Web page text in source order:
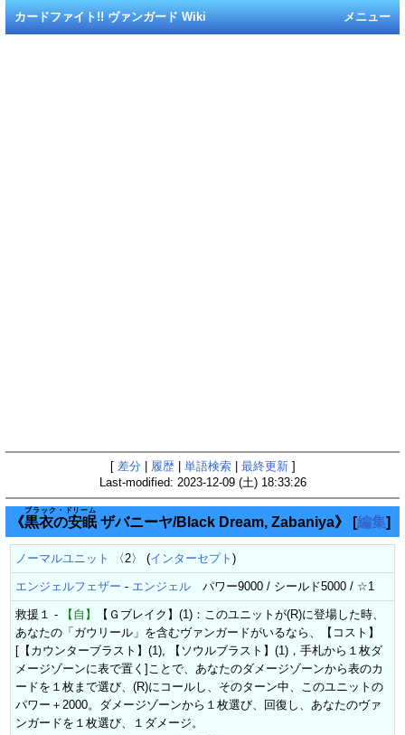
メニュー
カードファイト!! ヴァンガード Wiki
[ 差分 履歴| 単語検索| 最終更新]
Last-modified: 2023-12-09 (土) 18:33:26
《黒衣の安眠
ブラック・ドリーム
ザバニーヤ/Black Dream, Zabaniya》 [編集]
ノーマルユニット 〈2〉 (インターセプト )
エンジェルフェザー - エンジェル パワー9000 / シールド5000 / ☆1
救援１ - 【自】
【Ｇブレイク】(1)：このユニットが(R)に登場した時、
あなたの「ガウリール」を含むヴァンガードがいるなら、【コスト】
[【カウンターブラスト】(1), 【ソウルブラスト】(1)，手札から１枚ダ
メージゾーンに表で置く]ことで、あなたのダメージゾーンから表のカ
ードを１枚まで選び、(R)にコールし、そのターン中、このユニットの
パワー＋2000。ダメージゾーンから１枚選び、回復し、あなたのヴァ
ンガードを１枚選び、１ダメージ。